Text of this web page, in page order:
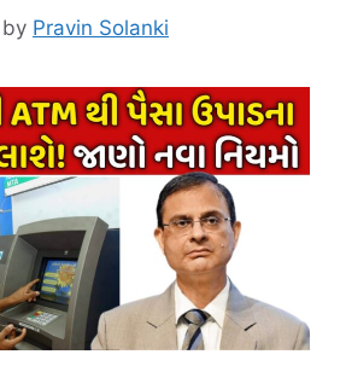
by Pravin Solanki